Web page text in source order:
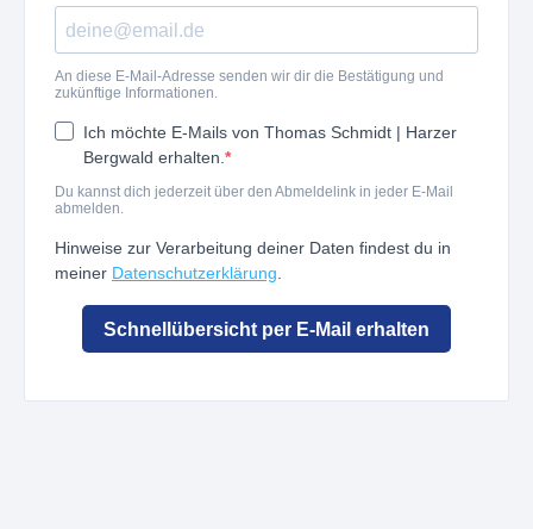
An diese E-Mail-Adresse senden wir dir die Bestätigung und
zukünftige Informationen.
Ich möchte E-Mails von Thomas Schmidt | Harzer
Bergwald erhalten.
Du kannst dich jederzeit über den Abmeldelink in jeder E-Mail
abmelden.
Hinweise zur Verarbeitung deiner Daten findest du in
meiner Datenschutzerklärung
Schnellübersicht per E-Mail erhalten